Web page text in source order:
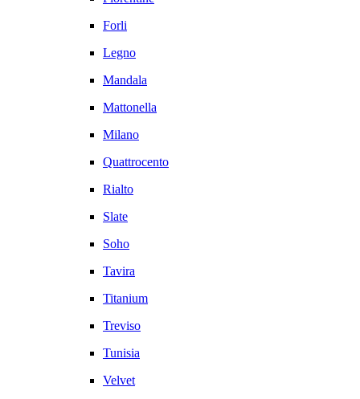
Forli
Legno
Mandala
Mattonella
Milano
Quattrocento
Rialto
Slate
Soho
Tavira
Titanium
Treviso
Tunisia
Velvet